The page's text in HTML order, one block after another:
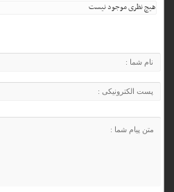
هیچ نظری موجود نیست